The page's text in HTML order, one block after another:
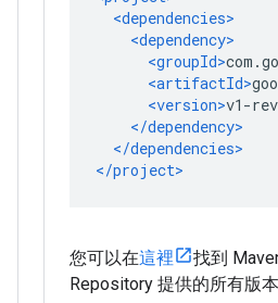
您可以在這裡
找到
Repository 提供的所有版本